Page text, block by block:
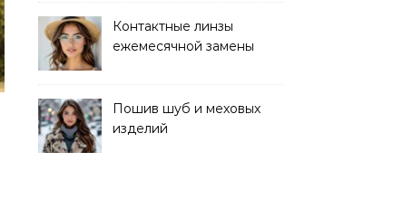
Контактные линзы
ежемесячной замены
Пошив шуб и меховых
изделий